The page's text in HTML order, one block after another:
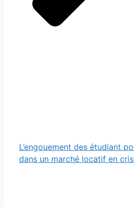
L’engouement des étudiant
dans un marché locatif en